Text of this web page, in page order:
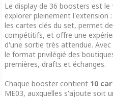
Le display de 36 boosters est le
explorer pleinement l'extension
les cartes clés du set, permet
compétitifs, et offre une
d'une sortie très attendue. Avec
le format privilégié des
premières, drafts et échanges.
Chaque booster contient 10
ME03, auxquelles s'ajoute soit